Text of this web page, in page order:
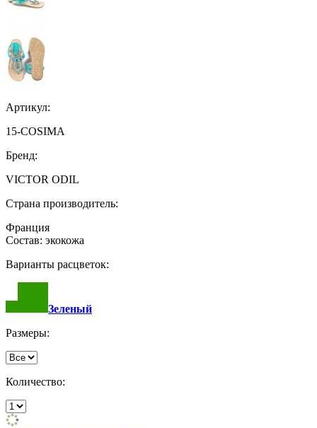
Артикул:
15-COSIMA
Бренд:
VICTOR ODIL
Страна производитель:
Франция
Состав: экокожа
Варианты расцветок:
Зеленый
Размеры:
Количество: